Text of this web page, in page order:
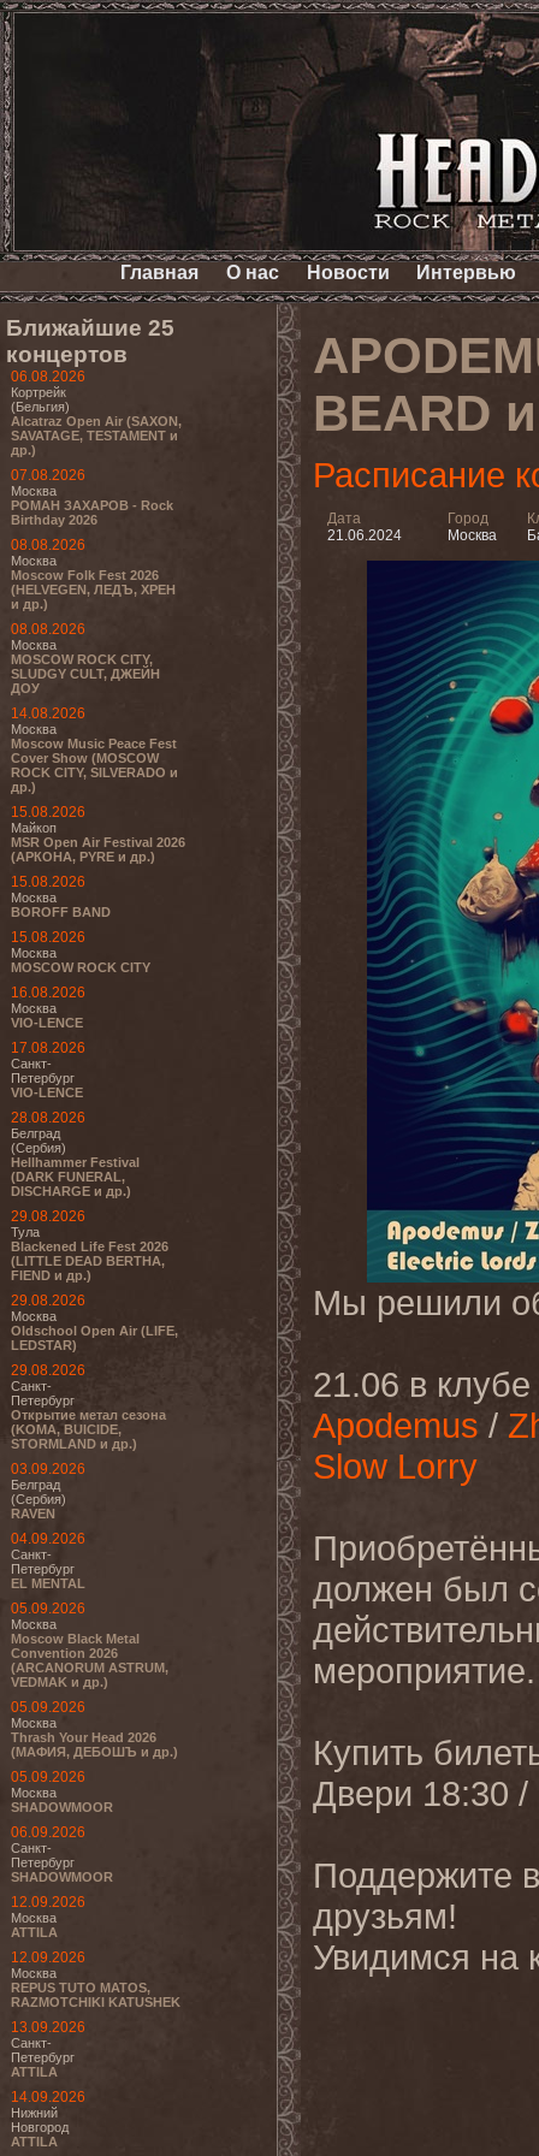
Главная О нас Новости Интервью
Ближайшие 25
концертов
06.08.2026
Кортрейк
(Бельгия)
Alcatraz Open Air (SAXON,
SAVATAGE, TESTAMENT и
др.)
07.08.2026
Москва
РОМАН ЗАХАРОВ - Rock
Birthday 2026
08.08.2026
Москва
Moscow Folk Fest 2026
(HELVEGEN, ЛЕДЪ, ХРЕН
и др.)
08.08.2026
Москва
MOSCOW ROCK CITY,
SLUDGY CULT, ДЖЕЙН
ДОУ
14.08.2026
Москва
Moscow Music Peace Fest
Cover Show (MOSCOW
ROCK CITY, SILVERADO и
др.)
15.08.2026
Майкоп
MSR Open Air Festival 2026
(АРКОНА, PYRE и др.)
15.08.2026
Москва
BOROFF BAND
15.08.2026
Москва
MOSCOW ROCK CITY
16.08.2026
Москва
VIO-LENCE
17.08.2026
Санкт-
Петербург
VIO-LENCE
28.08.2026
Белград
(Сербия)
Hellhammer Festival
(DARK FUNERAL,
DISCHARGE и др.)
29.08.2026
Тула
Blackened Life Fest 2026
(LITTLE DEAD BERTHA,
FIEND и др.)
29.08.2026
Москва
Oldschool Open Air (LIFE,
LEDSTAR)
29.08.2026
Санкт-
Петербург
Открытие метал сезона
(KOMA, BUICIDE,
STORMLAND и др.)
03.09.2026
Белград
(Сербия)
RAVEN
04.09.2026
Санкт-
Петербург
EL MENTAL
05.09.2026
Москва
Moscow Black Metal
Convention 2026
(ARCANORUM ASTRUM,
VEDMAK и др.)
05.09.2026
Москва
Thrash Your Head 2026
(МАФИЯ, ДЕБОШЪ и др.)
05.09.2026
Москва
SHADOWMOOR
06.09.2026
Санкт-
Петербург
SHADOWMOOR
12.09.2026
Москва
ATTILA
12.09.2026
Москва
REPUS TUTO MATOS,
RAZMOTCHIKI KATUSHEK
13.09.2026
Санкт-
Петербург
ATTILA
14.09.2026
Нижний
Новгород
ATTILA
BEARD
Расписание
Дата
21.06.2024
Город
Москва
Мы решили
21.06 в клубе
Apodemus /
Slow Lorry
должен был
мероприятие.
Купить
Двери 18:30 /
Поддержите
друзьям!
Увидимся на